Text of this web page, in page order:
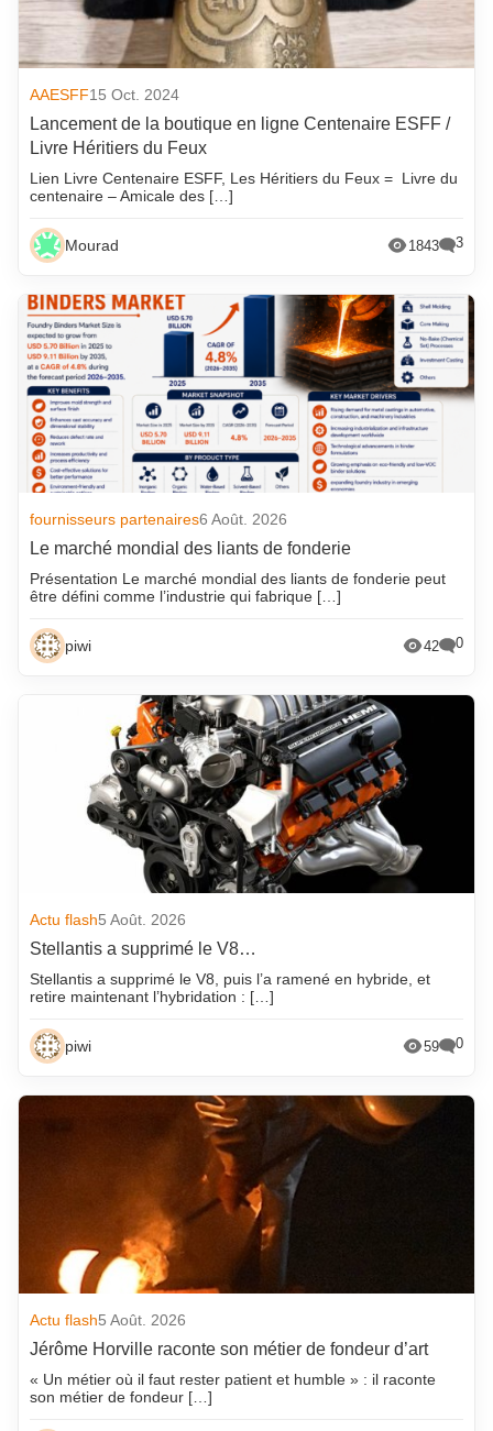
AAESFF15 Oct. 2024
Lancement de la boutique en ligne Centenaire ESFF /
Livre Héritiers du Feux
Lien Livre Centenaire ESFF, Les Héritiers du Feux = Livre du
centenaire – Amicale des […]
Mourad 1843 3
fournisseurs partenaires6 Août. 2026
Le marché mondial des liants de fonderie
Présentation Le marché mondial des liants de fonderie peut
être défini comme l’industrie qui fabrique […]
piwi 42 0
Actu flash5 Août. 2026
Stellantis a supprimé le V8…
Stellantis a supprimé le V8, puis l’a ramené en hybride, et
retire maintenant l’hybridation : […]
piwi 59 0
Actu flash5 Août. 2026
Jérôme Horville raconte son métier de fondeur d’art
« Un métier où il faut rester patient et humble » : il raconte
son métier de fondeur […]